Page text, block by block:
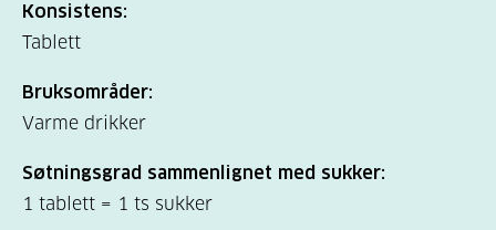
Konsistens:
Tablett
Bruksområder:
Varme drikker
Søtningsgrad sammenlignet med sukker:
1 tablett = 1 ts sukker